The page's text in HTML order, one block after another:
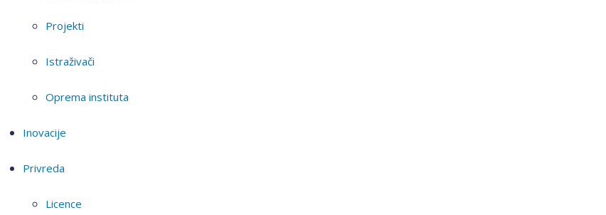
Projekti
Istraživači
Oprema instituta
Inovacije
Privreda
Licence